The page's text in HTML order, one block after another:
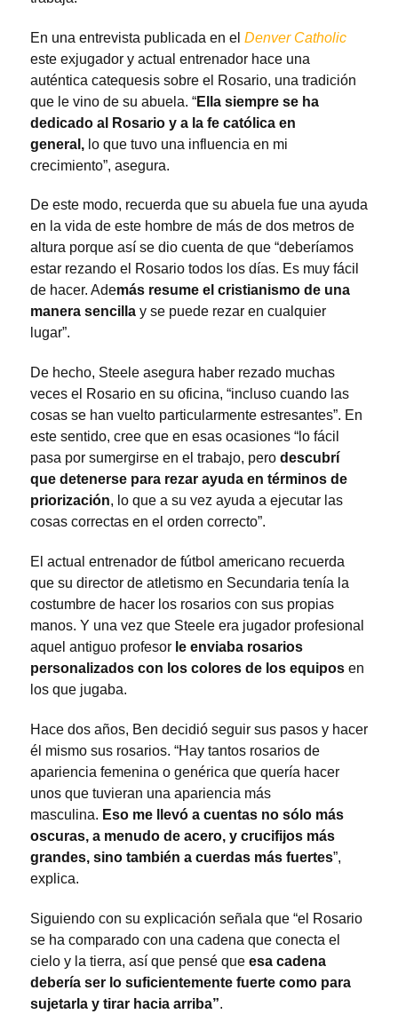
En una entrevista publicada en el Denver Catholic
este exjugador y actual entrenador hace una
auténtica catequesis sobre el Rosario, una tradición
que le vino de su abuela. “Ella siempre se ha
dedicado al Rosario y a la fe católica en
general, lo que tuvo una influencia en mi
crecimiento”, asegura.
De este modo, recuerda que su abuela fue una ayuda
en la vida de este hombre de más de dos metros de
altura porque así se dio cuenta de que “deberíamos
estar rezando el Rosario todos los días. Es muy fácil
de hacer. Además resume el cristianismo de una
manera sencilla y se puede rezar en cualquier
lugar”.
De hecho, Steele asegura haber rezado muchas
veces el Rosario en su oficina, “incluso cuando las
cosas se han vuelto particularmente estresantes”. En
este sentido, cree que en esas ocasiones “lo fácil
pasa por sumergirse en el trabajo, pero descubrí
que detenerse para rezar ayuda en términos de
priorización, lo que a su vez ayuda a ejecutar las
cosas correctas en el orden correcto”.
El actual entrenador de fútbol americano recuerda
que su director de atletismo en Secundaria tenía la
costumbre de hacer los rosarios con sus propias
manos. Y una vez que Steele era jugador profesional
aquel antiguo profesor le enviaba rosarios
personalizados con los colores de los equipos en
los que jugaba.
Hace dos años, Ben decidió seguir sus pasos y hacer
él mismo sus rosarios. “Hay tantos rosarios de
apariencia femenina o genérica que quería hacer
unos que tuvieran una apariencia más
masculina. Eso me llevó a cuentas no sólo más
oscuras, a menudo de acero, y crucifijos más
grandes, sino también a cuerdas más fuertes”,
explica.
Siguiendo con su explicación señala que “el Rosario
se ha comparado con una cadena que conecta el
cielo y la tierra, así que pensé que esa cadena
debería ser lo suficientemente fuerte como para
sujetarla y tirar hacia arriba”.